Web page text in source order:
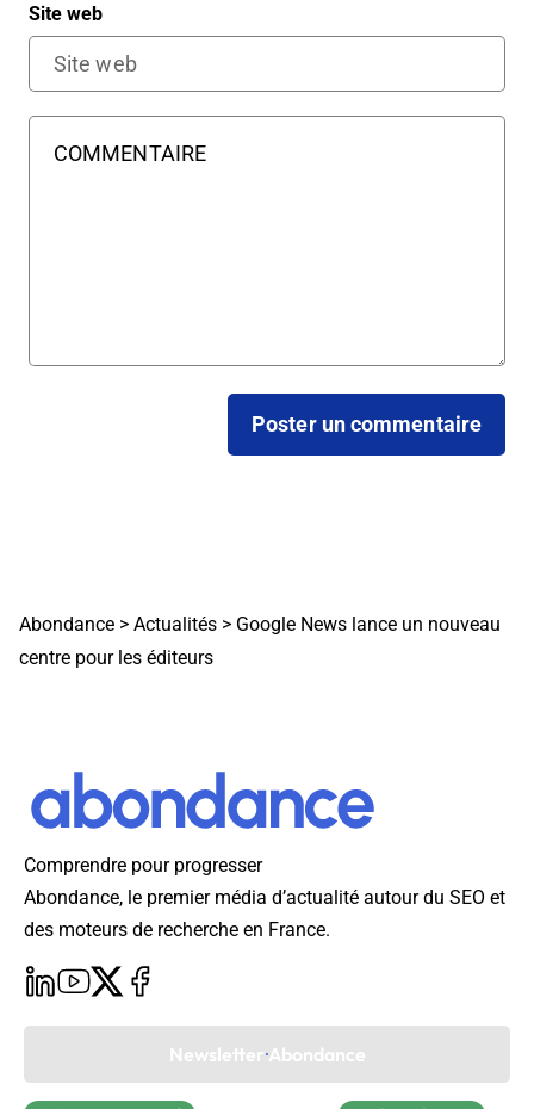
Site web
Abondance > Actualités > Google News lance un nouveau
centre pour les éditeurs
Comprendre pour progresser
Abondance, le premier média d’actualité autour du SEO et
des moteurs de recherche en France.
Newsletter Abondance